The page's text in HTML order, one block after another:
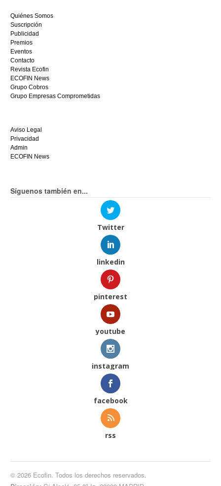
ganar
hoy
mismo.
Quiénes Somos
Suscripción
Publicidad
Premios
Eventos
Contacto
Revista Ecofin
ECOFIN News
Grupo Cobros
Grupo Empresas Comprometidas
Aviso Legal
Privacidad
Admin
ECOFIN News
Síguenos también en...
Twitter
linkedin
pinterest
youtube
instagram
facebook
rss
© 2026 Ecofin. Todos los derechos reservados.